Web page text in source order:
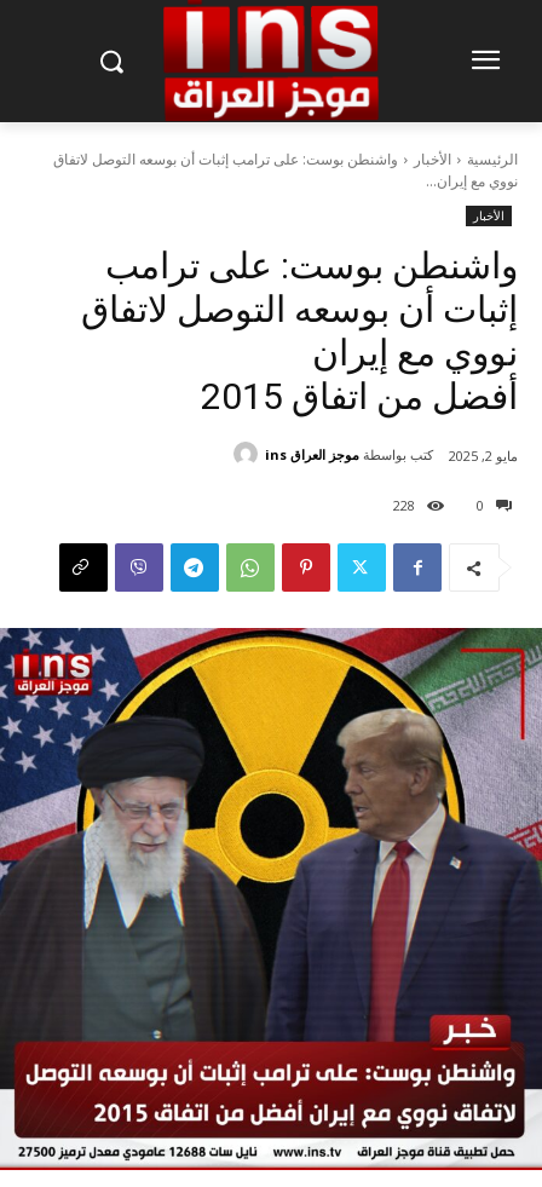
الرئيسية الأخبار
واشنطن بوست: على ترامب إثبات أن بوسعه التوصل لاتفاق
نووي مع إيران...
الأخبار
واشنطن بوست: على ترامب
إثبات أن بوسعه التوصل لاتفاق
نووي مع إيران
أفضل من اتفاق 2015
0
228
مايو 2, 2025 كتب بواسطة موجز العراق ins